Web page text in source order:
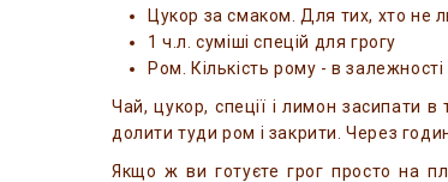
Цукор за смаком. Для тих, хто не
1 ч.л. суміші спецій для грогу
Ром. Кількість рому - в
Чай, цукор, спеції і лимон засипати
долити туди ром і закрити. Через
Якщо ж ви готуєте грог просто на